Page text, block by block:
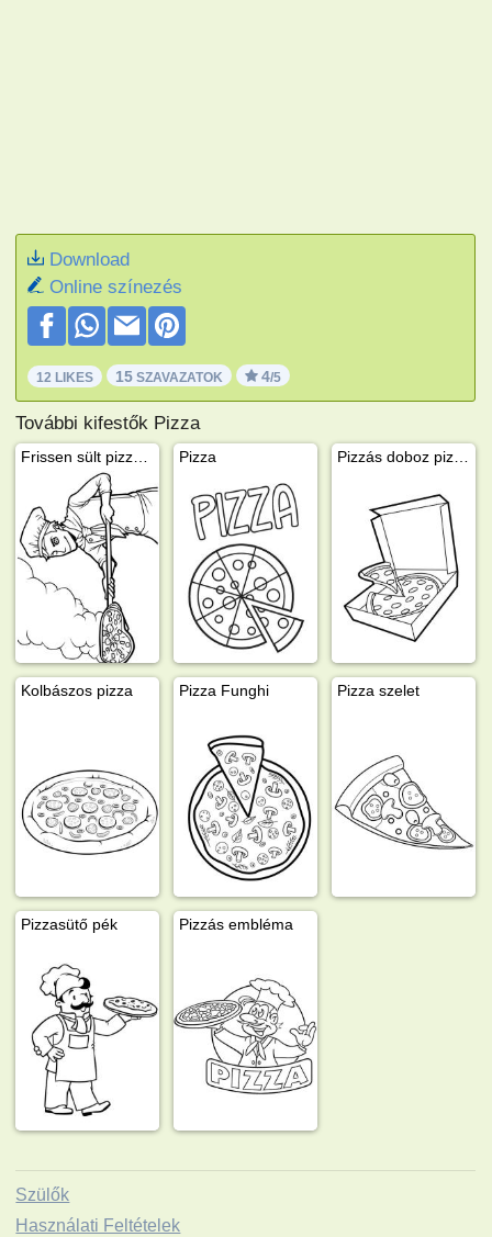
Download
Online színezés
12 LIKES 15 SZAVAZATOK 4/5
További kifestők Pizza
Pizza
Kolbászos pizza Pizza Funghi Pizza szelet
Pizzasütő pék Pizzás embléma
Szülők
Használati Feltételek